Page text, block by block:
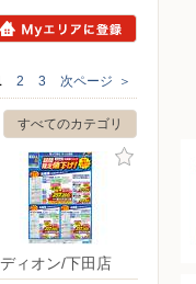
2 3 次ページ ＞
すべてのカテゴリ
ィオン/下田店